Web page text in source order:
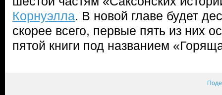
Корнуэлла. В новой главе будет
скорее всего, первые пять из них
пятой книги под названием